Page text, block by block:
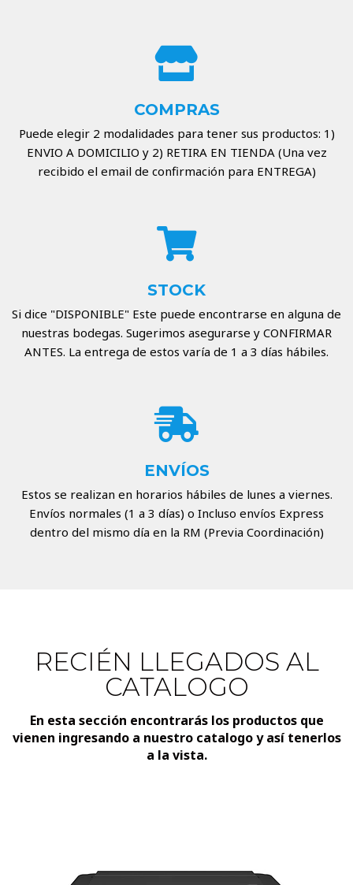
COMPRAS
Puede elegir 2 modalidades para tener sus productos: 1)
ENVIO A DOMICILIO y 2) RETIRA EN TIENDA (Una vez
recibido el email de confirmación para ENTREGA)
STOCK
Si dice "DISPONIBLE" Este puede encontrarse en alguna de
nuestras bodegas. Sugerimos asegurarse y CONFIRMAR
ANTES. La entrega de estos varía de 1 a 3 días hábiles.
ENVÍOS
Estos se realizan en horarios hábiles de lunes a viernes.
Envíos normales (1 a 3 días) o Incluso envíos Express
dentro del mismo día en la RM (Previa Coordinación)
RECIÉN LLEGADOS AL
CATALOGO
En esta sección encontrarás los productos que
vienen ingresando a nuestro catalogo y así tenerlos
a la vista.